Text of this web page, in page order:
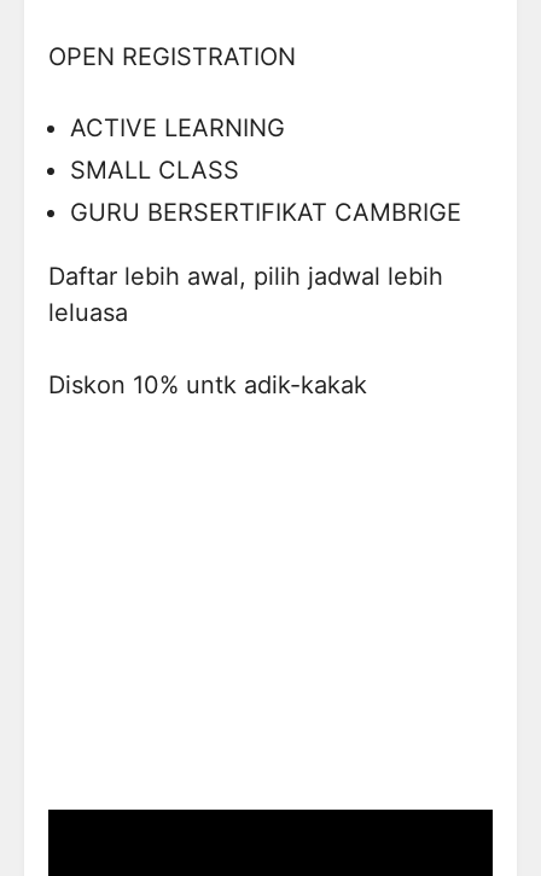
OPEN REGISTRATION
ACTIVE LEARNING
SMALL CLASS
GURU BERSERTIFIKAT CAMBRIGE
Daftar lebih awal, pilih jadwal lebih
leluasa
Diskon 10% untk adik-kakak